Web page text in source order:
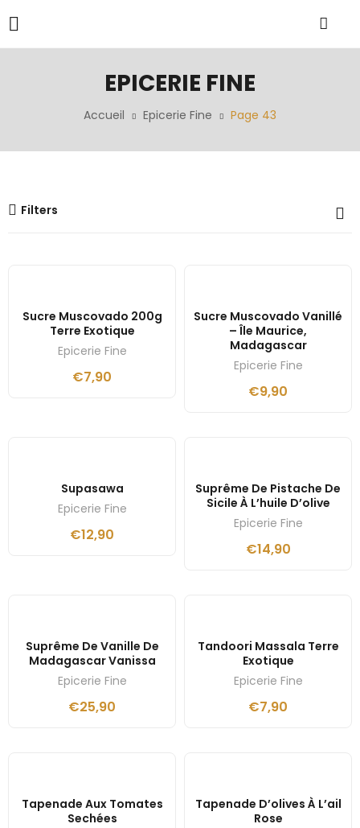
EPICERIE FINE
Accueil Epicerie Fine Page 43
Filters
Sucre Muscovado 200g
Terre Exotique
Epicerie Fine
€7,90
Sucre Muscovado Vanillé
– Île Maurice,
Madagascar
Epicerie Fine
€9,90
Supasawa
Epicerie Fine
€12,90
Suprême De Pistache De
Sicile À L’huile D’olive
Epicerie Fine
€14,90
Suprême De Vanille De
Madagascar Vanissa
Epicerie Fine
€25,90
Tandoori Massala Terre
Exotique
Epicerie Fine
€7,90
Tapenade Aux Tomates
Sechées
Tapenade D’olives À L’ail
Rose